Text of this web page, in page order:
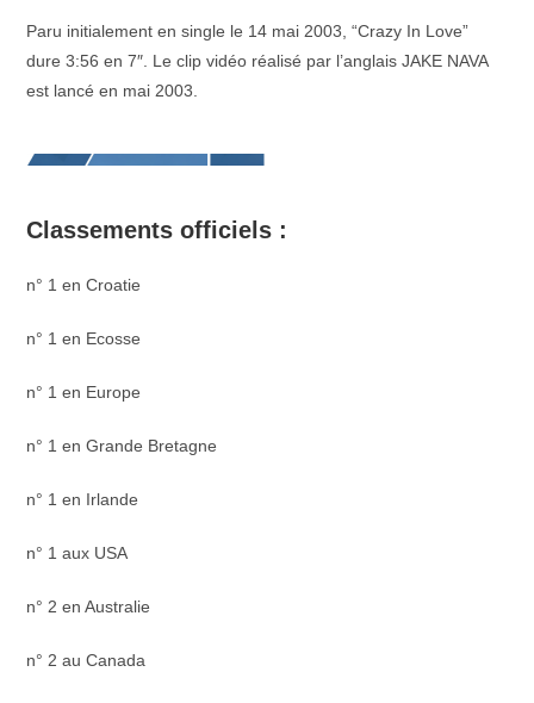
Paru initialement en single le 14 mai 2003, “Crazy In Love”
dure 3:56 en 7″. Le clip vidéo réalisé par l’anglais JAKE NAVA
est lancé en mai 2003.
Classements officiels :
n° 1 en Croatie
n° 1 en Ecosse
n° 1 en Europe
n° 1 en Grande Bretagne
n° 1 en Irlande
n° 1 aux USA
n° 2 en Australie
n° 2 au Canada